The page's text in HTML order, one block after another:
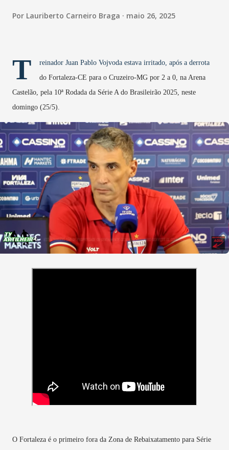
Por Lauriberto Carneiro Braga maio 26, 2025
T
reinador Juan Pablo Vojvoda estava irritado, após a derrota
do Fortaleza-CE para o Cruzeiro-MG por 2 a 0, na Arena
Castelão, pela 10ª Rodada da Série A do Brasileirão 2025, neste
domingo (25/5).
O Fortaleza é o primeiro fora da Zona de Rebaixatamento para Série